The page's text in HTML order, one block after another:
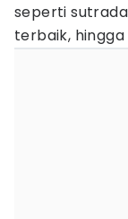
seperti
terbaik,